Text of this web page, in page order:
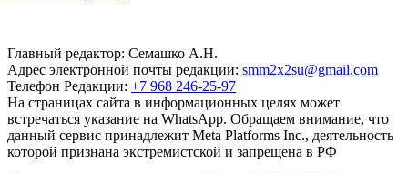
Главный редактор: Семашко А.Н.
Адрес электронной почты редакции: smm2x2su@gmail.com
Телефон Редакции: +7 968 246-25-97
На страницах сайта в информационных целях может
встречаться указание на WhatsApp. Обращаем внимание, что
данный сервис принадлежит Meta Platforms Inc., деятельность
которой признана экстремистской и запрещена в РФ